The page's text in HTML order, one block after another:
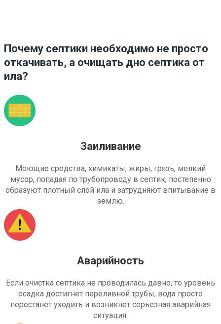
Почему септики необходимо не просто
откачивать, а очищать дно септика от
ила?
Заиливание
Моющие средства, химикаты, жиры, грязь, мелкий
мусор, попадая по трубопроводу в септик, постепенно
образуют плотный слой ила и затрудняют впитывание в
землю.
Аварийность
Если очистка септика не проводилась давно, то уровень
осадка достигнет переливной трубы, вода просто
перестанет уходить и возникнет серьезная аварийная
ситуация.